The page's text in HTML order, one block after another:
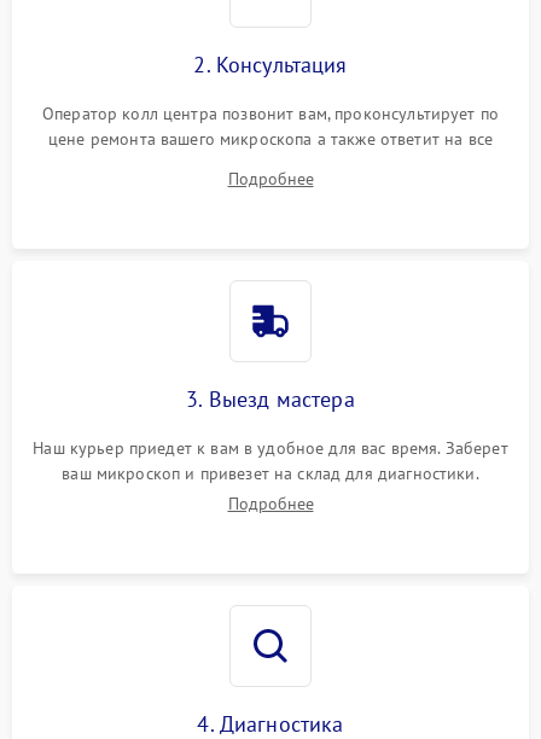
2. Консультация
Оператор колл центра позвонит вам, проконсультирует по
цене ремонта вашего микроскопа а также ответит на все
Подробнее
3. Выезд мастера
Наш курьер приедет к вам в удобное для вас время. Заберет
ваш микроскоп и привезет на склад для диагностики.
Подробнее
4. Диагностика